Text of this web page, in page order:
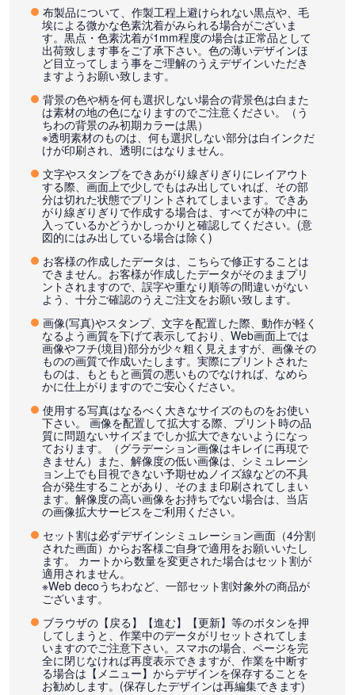
布製品について、作製工程上避けられない黒点や、毛
埃による微かな色素沈着がみられる場合がございま
す。黒点・色素沈着が1mm程度の場合は正常品として
出荷致します事をご了承下さい。色の薄いデザインほ
ど目立ってしまう事をご理解のうえデザインいただき
ますようお願い致します。
背景の色や柄を何も選択しない場合の背景色は白また
は素材の地の色になりますのでご注意ください。（う
ちわの背景のみ初期カラーは黒）
※透明素材のものは、何も選択しない部分は白インクだ
けが印刷され、透明にはなりません。
文字やスタンプをできあがり線ぎりぎりにレイアウト
する際、画面上で少しでもはみ出していれば、その部
分は切れた状態でプリントされてしまいます。できあ
がり線ぎりぎりで作成する場合は、すべてが枠の中に
入っているかどうかしっかりと確認してください。(意
図的にはみ出している場合は除く)
お客様の作成したデータは、こちらで修正することは
できません。お客様が作成したデータがそのままプリ
ントされますので、誤字や重なり順等の間違いがない
よう、十分ご確認のうえご注文をお願い致します。
画像(写真)やスタンプ、文字を配置した際、動作が軽く
なるよう画質を下げて表示しており、Web画面上では
画像やフチ(境目)部分が少々粗く見えますが、画像その
ものの画質で作成いたします。実際にプリントされた
ものは、もともと画質の悪いものでなければ、なめら
かに仕上がりますのでご安心ください。
使用する写真はなるべく大きなサイズのものをお使い
下さい。 画像を配置して拡大する際、プリント時の品
質に問題ないサイズまでしか拡大できないようになっ
ております。（グラデーション画像はキレイに再現で
きません）また、解像度の低い画像は、シミュレーシ
ョン上でも目視できない予期せぬノイズ線などの不具
合が発生することがあり、そのまま印刷されてしまい
ます。解像度の高い画像をお持ちでない場合は、当店
の画像拡大サービスをご利用ください。
セット割は必ずデザインシミュレーション画面（4分割
された画面）からお客様ご自身で適用をお願いいたし
ます。 カートから数量を変更された場合はセット割が
適用されません。
※Web decoうちわなど、一部セット割対象外の商品が
ございます。
ブラウザの【戻る】【進む】【更新】等のボタンを押
してしまうと、作業中のデータがリセットされてしま
いますのでご注意下さい。スマホの場合、ページを完
全に閉じなければ再度表示できますが、作業を中断す
る場合は【メニュー】からデザインを保存することを
お勧めします。(保存したデザインは再編集できます)